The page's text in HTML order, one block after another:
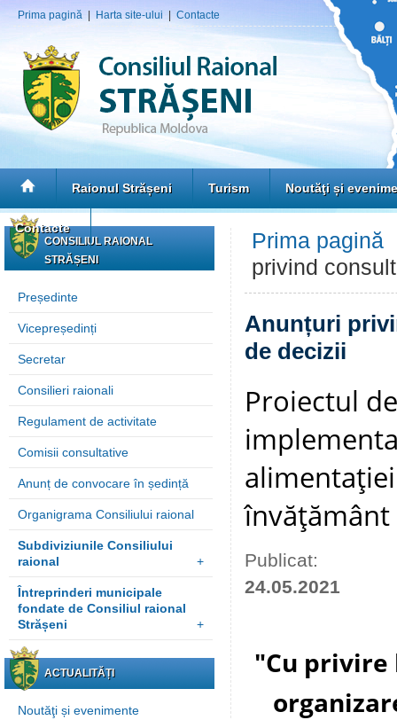
Prima pagină Harta site-ului Contacte
Raionul Strășeni Turism Noutăţi și
Contacte
CONSILIUL RAIONAL
STRĂȘENI
Președinte
Vicepreședinți
Secretar
Consilieri raionali
Regulament de activitate
Comisii consultative
Anunț de convocare în ședință
Organigrama Consiliului raional
Subdiviziunile Consiliului
raional
+
Întreprinderi municipale
fondate de Consiliul raional
Strășeni
+
ACTUALITĂȚI
Noutăţi și evenimente
Prima pagină
privind
Anunțuri
de decizii
Proiectul
Publicat:
24.05.2021
"Cu